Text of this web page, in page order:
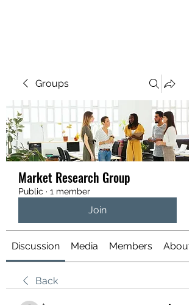
Groups
Market Research Group
Public · 1 member
Join
Discussion Media Members About
Back